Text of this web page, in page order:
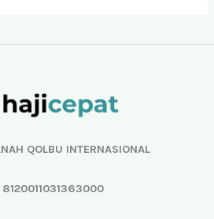
QOLBU INTERNASIONAL
8120011031363000